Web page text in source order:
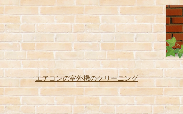
エアコンの室外機のクリーニング